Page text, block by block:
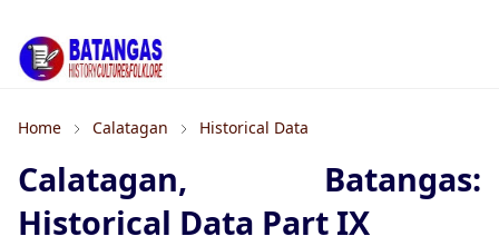
Home Calatagan Historical Data
Calatagan, Batangas:
Historical Data Part IX